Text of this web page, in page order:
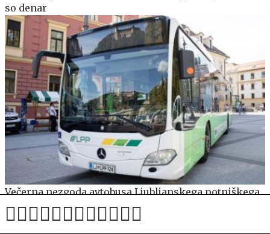
so denar
Večerna nezgoda avtobusa Ljubljanskega potniškega
prometa